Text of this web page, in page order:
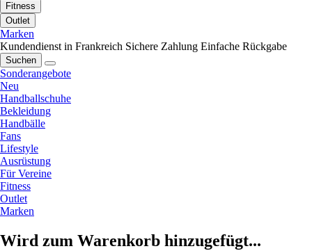
Fitness
Outlet
Marken
Kundendienst in Frankreich Sichere Zahlung Einfache Rückgabe
Suchen
Sonderangebote
Neu
Handballschuhe
Bekleidung
Handbälle
Fans
Lifestyle
Ausrüstung
Für Vereine
Fitness
Outlet
Marken
Wird zum Warenkorb hinzugefügt...